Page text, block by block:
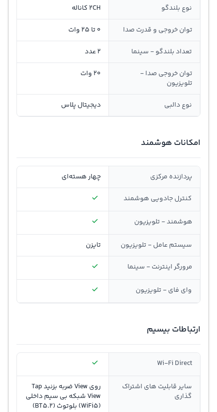
نوع بلندگو 2CH کاناله
توان خروجی و قدرت صدا 0 تا 25 وات
تعداد بلندگو - سینما 2 عدد
توان خروجی صدا -
تلویزیون
20 وات
نوع دالبی دیجیتال پلاس
امکانات هوشمند
پردازنده مرکزی چهار هسته‌ای
کنترل جادویی هوشمند
هوشمند - تلویزیون
سیستم عامل - تلویزیون تایزن
مرورگر اینترنت - سینما
وای فای - تلویزیون
ارتباطات بیسیم
Wi-Fi Direct
سایر قابلیت های اشتراک
گذاری
روی View ضربه بزنید Tap
View شبکه بی سیم داخلی
(WiFi5) بلوتوث (BT5.2)